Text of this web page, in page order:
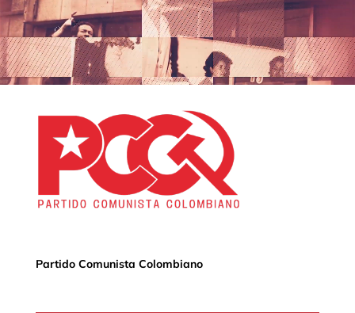
vídeo
Partido Comunista Colombiano